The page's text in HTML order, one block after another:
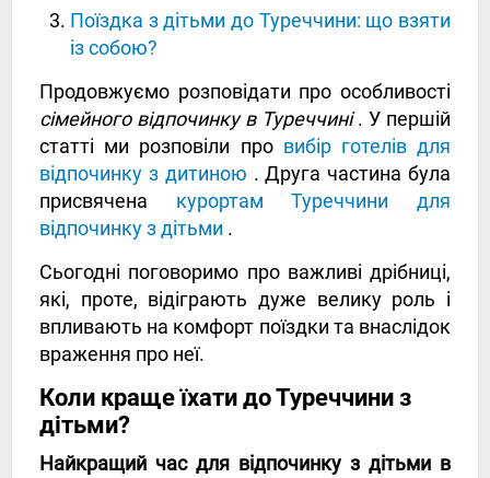
Поїздка з дітьми до Туреччини: що взяти
із собою?
Продовжуємо розповідати про особливості
сімейного відпочинку в Туреччині. У першій
статті ми розповіли про вибір готелів для
відпочинку з дитиною . Друга частина була
присвячена курортам Туреччини для
відпочинку з дітьми .
Сьогодні поговоримо про важливі дрібниці,
які, проте, відіграють дуже велику роль і
впливають на комфорт поїздки та внаслідок
враження про неї.
Коли краще їхати до Туреччини з
дітьми?
Найкращий час для відпочинку з дітьми в